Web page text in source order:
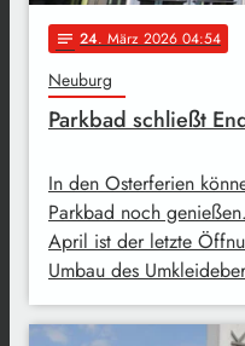
notes 24. März 2026 04:54
Neuburg
Parkbad schließt
In den Osterferien
Parkbad noch
April ist der letzte
Umbau des